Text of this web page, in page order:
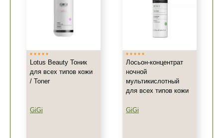
Lotus Beauty Тоник
для всех типов кожи
/ Toner
GiGi
Лосьон-концентрат
ночной
мультикислотный
для всех типов кожи
GiGi